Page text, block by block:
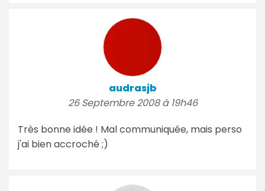
audrasjb
26 Septembre 2008 à 19h46
Très bonne idée ! Mal communiquée, mais perso
j'ai bien accroché ;)